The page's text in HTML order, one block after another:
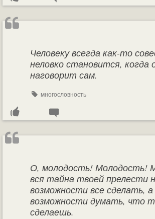
Человеку всегда как-то
неловко становится, когда
наговорит сам.
многословность
О, молодость! Молодость!
вся тайна твоей прелести
возможности все сделать, а
возможности думать, что
сделаешь.